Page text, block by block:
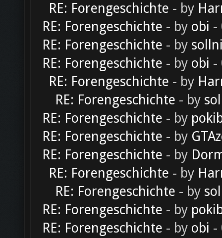
RE: Forengeschichte - by
RE: Forengeschichte - by obi -
RE: Forengeschichte - by
RE: Forengeschichte - by obi -
RE: Forengeschichte - by
RE: Forengeschichte - by
RE: Forengeschichte - by
RE: Forengeschichte - by
RE: Forengeschichte - by
RE: Forengeschichte - by
RE: Forengeschichte - by
RE: Forengeschichte - by
RE: Forengeschichte - by obi -